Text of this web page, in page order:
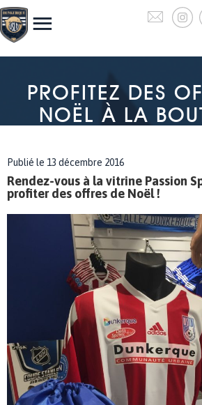
PROFITEZ DES
NOËL À LA
Publié le 13 décembre 2016
Rendez-vous à la vitrine Passion
profiter des offres de Noël !